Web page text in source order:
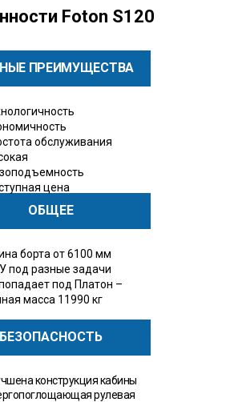
ПРЕИМУЩЕСТВА
ОБЩЕЕ
обслуживания
цена
борта от 6100 мм
под разные задачи
под Платон –
масса 11990 кг
БЕЗОПАСНОСТЬ
конструкция кабины
рулевая
Foton S120